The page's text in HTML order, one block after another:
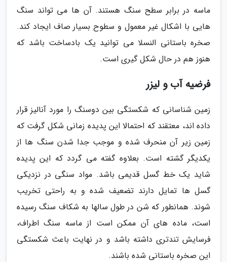
ماسه در برابر سطح سنگ هستند. آن ها می تواند سنگ
هایی با اشکال غیر معمول و سطوح بسیار صاف ایجاد کند.
صخره باستانی النسلا می توانید یک بادساخت باشد که
هنوز هم در حال شکل گیری است.
فرضیه آب و لیزر
زمین شناسانی که شکستگی بین دوسنگ را مورد آنالیز قرار
داده اند، معتقند که احتمالا این پدیده زمانی شکل گرفت که
زمین زیر آن منحرف شده و موجب جدا شدن سنگ ها از
یکدیگر گشته است. بعلاوه گفته می گردد که این پدیده
شاید یک خط گسل قدیمی باشد. مواد سنگی در نزدیکی
گسل ها تمایل دارند تضعیف شده و به راحتی تخریب
شوند. همانطور که شن در طول سالها به شکاف سنگ رسیده
است، ماده های آن ممکن است از ماسه سنگ اطراف،
فرسایش تندتری داشته باشد و در نهایت باعث شکستگی
این صخره باستانی شده باشند.